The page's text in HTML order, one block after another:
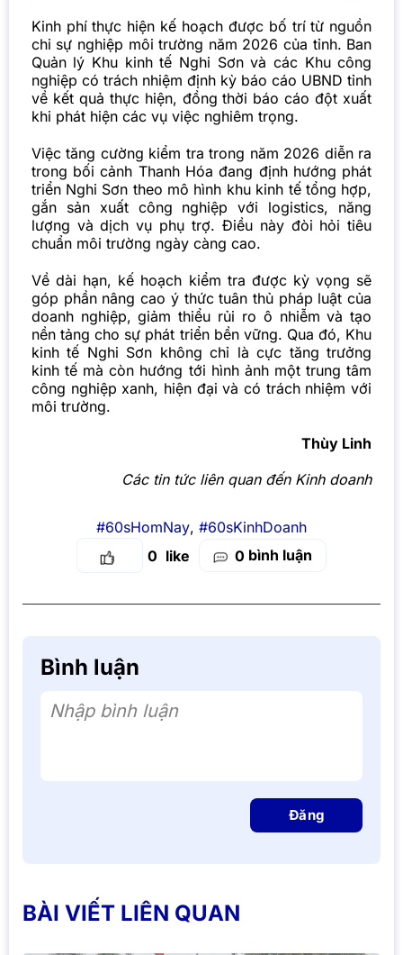
Kinh phí thực hiện kế hoạch được bố trí từ nguồn
chi sự nghiệp môi trường năm 2026 của tỉnh. Ban
Quản lý Khu kinh tế Nghi Sơn và các Khu công
nghiệp có trách nhiệm định kỳ báo cáo UBND tỉnh
về kết quả thực hiện, đồng thời báo cáo đột xuất
khi phát hiện các vụ việc nghiêm trọng.
Việc tăng cường kiểm tra trong năm 2026 diễn ra
trong bối cảnh Thanh Hóa đang định hướng phát
triển Nghi Sơn theo mô hình khu kinh tế tổng hợp,
gắn sản xuất công nghiệp với logistics, năng
lượng và dịch vụ phụ trợ. Điều này đòi hỏi tiêu
chuẩn môi trường ngày càng cao.
Về dài hạn, kế hoạch kiểm tra được kỳ vọng sẽ
góp phần nâng cao ý thức tuân thủ pháp luật của
doanh nghiệp, giảm thiểu rủi ro ô nhiễm và tạo
nền tảng cho sự phát triển bền vững. Qua đó, Khu
kinh tế Nghi Sơn không chỉ là cực tăng trưởng
kinh tế mà còn hướng tới hình ảnh một trung tâm
công nghiệp xanh, hiện đại và có trách nhiệm với
môi trường.
Thùy Linh
Các tin tức liên quan đến Kinh doanh
#60sHomNay, #60sKinhDoanh
0
0 bình luận
Bình luận
Nhập bình luận
Đăng
BÀI VIẾT LIÊN QUAN